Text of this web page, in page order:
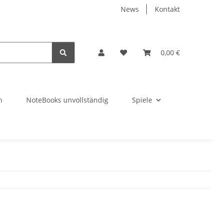
News Kontakt
0,00 €
NoteBooks unvollständig Spiele